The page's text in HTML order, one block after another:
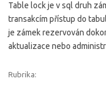
Table lock je v sql druh
transakcím přístup do
je zámek rezervován
aktualizace nebo
Rubrika: